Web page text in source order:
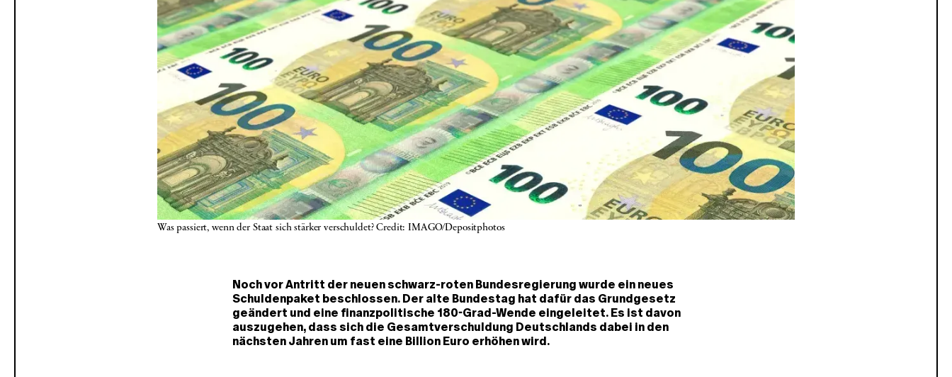
Was passiert, wenn der Staat sich stärker verschuldet? Credit: IMAGO/Depositphotos
Noch vor Antritt der neuen schwarz-roten Bundesregierung wurde ein neues
Schuldenpaket beschlossen. Der alte Bundestag hat dafür das Grundgesetz
geändert und eine finanzpolitische 180-Grad-Wende eingeleitet. Es ist davon
auszugehen, dass sich die Gesamtverschuldung Deutschlands dabei in den
nächsten Jahren um fast eine Billion Euro erhöhen wird.